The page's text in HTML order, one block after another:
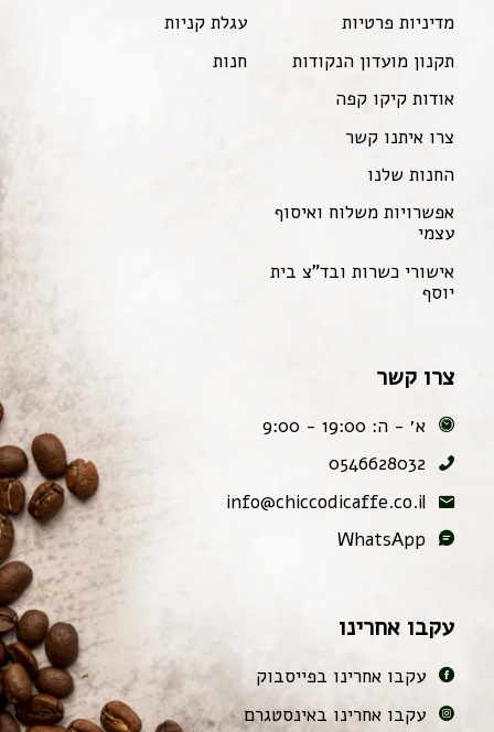
מדיניות פרטיות
תקנון מועדון הנקודות
אודות קיקו קפה
צרו איתנו קשר
החנות שלנו
אפשרויות משלוח ואיסוף
עצמי
אישורי כשרות ובד"צ בית
יוסף
עגלת קניות
חנות
צרו קשר
א׳ - ה: 19:00 - 9:00
0546628032
info@chiccodicaffe.co.il
WhatsApp
עקבו אחרינו
עקבו אחרינו בפייסבוק
עקבו אחרינו באינסטגרם